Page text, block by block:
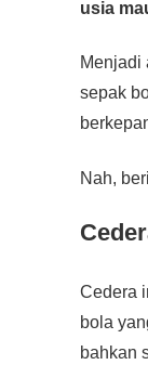
o
o
k
usia
Menjadi
sepak
Nah,
Cedera
bola
bahkan